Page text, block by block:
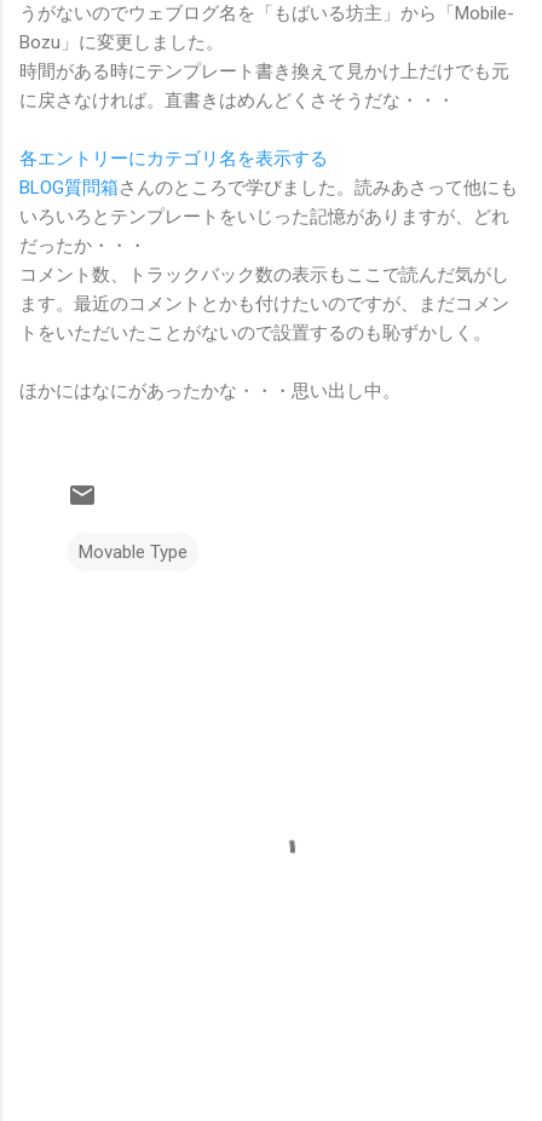
うがないのでウェブログ名を「もばいる坊主」から「Mobile-
Bozu」に変更しました。
時間がある時にテンプレート書き換えて見かけ上だけでも元
に戻さなければ。直書きはめんどくさそうだな・・・
各エントリーにカテゴリ名を表示する
BLOG質問箱さんのところで学びました。読みあさって他にも
いろいろとテンプレートをいじった記憶がありますが、どれ
だったか・・・
コメント数、トラックバック数の表示もここで読んだ気がし
ます。最近のコメントとかも付けたいのですが、まだコメン
トをいただいたことがないので設置するのも恥ずかしく。
ほかにはなにがあったかな・・・思い出し中。
Movable Type